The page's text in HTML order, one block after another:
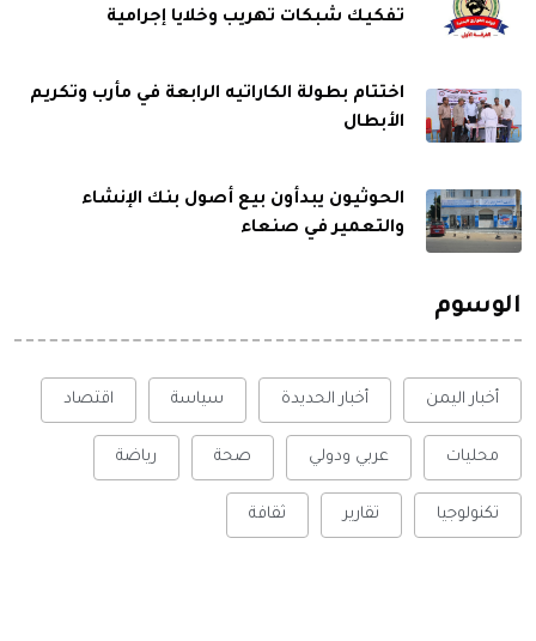
تفكيك شبكات تهريب وخلايا إجرامية
اختتام بطولة الكاراتيه الرابعة في مأرب وتكريم
الأبطال
الحوثيون يبدأون بيع أصول بنك الإنشاء
والتعمير في صنعاء
الوسوم
أخبار اليمن أخبار الحديدة سياسة اقتصاد
محليات عربي ودولي صحة رياضة
تكنولوجيا تقارير ثقافة